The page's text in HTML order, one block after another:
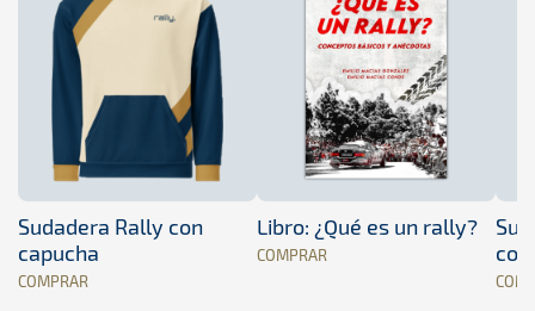
Sudadera Rally con
capucha
COMPRAR
Libro: ¿Qué es un rally?
COMPRAR